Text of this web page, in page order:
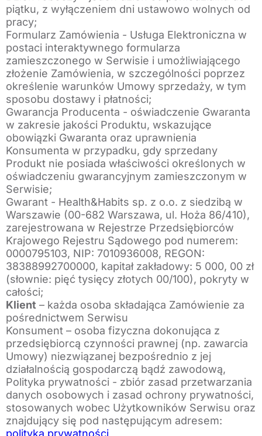
piątku, z wyłączeniem dni ustawowo wolnych od
pracy;
Formularz Zamówienia - Usługa Elektroniczna w
postaci interaktywnego formularza
zamieszczonego w Serwisie i umożliwiającego
złożenie Zamówienia, w szczególności poprzez
określenie warunków Umowy sprzedaży, w tym
sposobu dostawy i płatności;
Gwarancja Producenta - oświadczenie Gwaranta
w zakresie jakości Produktu, wskazujące
obowiązki Gwaranta oraz uprawnienia
Konsumenta w przypadku, gdy sprzedany
Produkt nie posiada właściwości określonych w
oświadczeniu gwarancyjnym zamieszczonym w
Serwisie;
Gwarant - Health&Habits sp. z o.o. z siedzibą w
Warszawie (00-682 Warszawa, ul. Hoża 86/410),
zarejestrowana w Rejestrze Przedsiębiorców
Krajowego Rejestru Sądowego pod numerem:
0000795103, NIP: 7010936008, REGON:
38388992700000, kapitał zakładowy: 5 000, 00 zł
(słownie: pięć tysięcy złotych 00/100), pokryty w
całości;
Klient – każda osoba składająca Zamówienie za
pośrednictwem Serwisu
Konsument – osoba fizyczna dokonująca z
przedsiębiorcą czynności prawnej (np. zawarcia
Umowy) niezwiązanej bezpośrednio z jej
działalnością gospodarczą bądź zawodową,
Polityka prywatności - zbiór zasad przetwarzania
danych osobowych i zasad ochrony prywatności,
stosowanych wobec Użytkowników Serwisu oraz
znajdujący się pod następującym adresem:
polityka prywatności